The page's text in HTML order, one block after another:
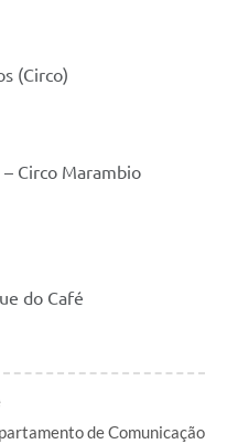
(Circo)
Circo Marambio
do Café
de Comunicação